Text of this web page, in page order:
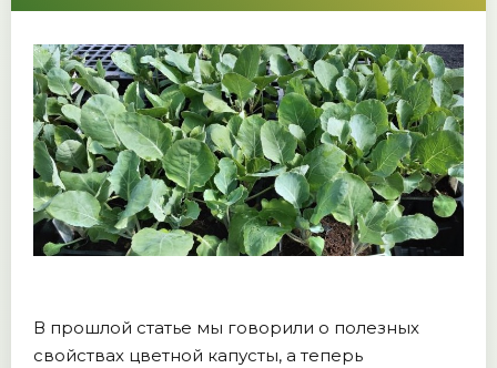
В прошлой статье мы говорили о полезных
свойствах цветной капусты, а теперь